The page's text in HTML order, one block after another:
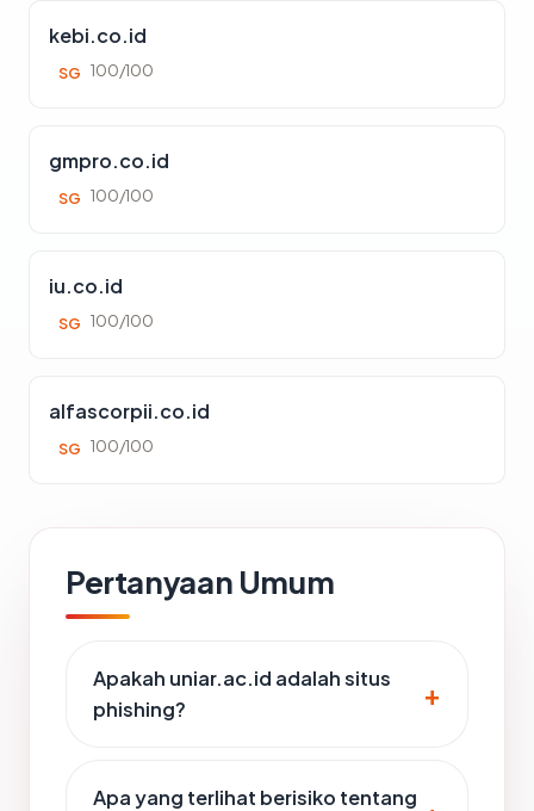
kebi.co.id
SG 100/100
gmpro.co.id
SG 100/100
iu.co.id
SG 100/100
alfascorpii.co.id
SG 100/100
Pertanyaan Umum
Apakah uniar.ac.id adalah situs
phishing?
Apa yang terlihat berisiko tentang